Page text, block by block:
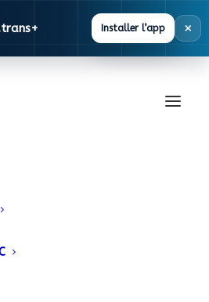
Installer l’app ×
des ses adhérents
alimentée en